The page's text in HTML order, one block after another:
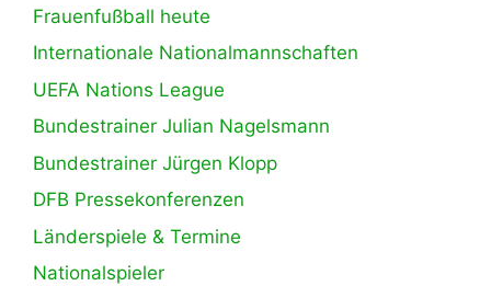
Frauenfußball heute
Internationale Nationalmannschaften
UEFA Nations League
Bundestrainer Julian Nagelsmann
Bundestrainer Jürgen Klopp
DFB Pressekonferenzen
Länderspiele & Termine
Nationalspieler